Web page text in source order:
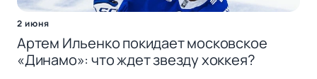
2 июня
Артем Ильенко покидает московское
«Динамо»: что ждет звезду хоккея?